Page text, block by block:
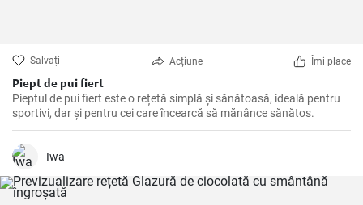
Salvați Acțiune Îmi place
Piept de pui fiert
Pieptul de pui fiert este o rețetă simplă și sănătoasă, ideală pentru
sportivi, dar și pentru cei care încearcă să mănânce sănătos.
Iwa